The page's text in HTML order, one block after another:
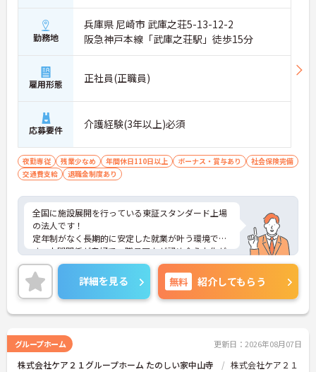
勤務地
兵庫県 尼崎市 武庫之荘5-13-12-2
阪急神戸本線「武庫之荘駅」徒歩15分
雇用形態 正社員(正職員)
応募要件 介護経験(3年以上)必須
夜勤専従 残業少なめ 年間休日110日以上 ボーナス・賞与あり
社会保険完備
交通費支給
退職金制度あり
全国に施設展開を行っている東証スタンダード上場
の法人です！
定年制がなく長期的に安定した就業が叶う環境で
す。人間関係が良好で、職員同士が認め合う文化が
根付いています。
ご興味のある方には、面接対策ポイントなど、さら
に詳細をご案内しますのでお気軽にご相談くださ
い！
詳細を見る 無料 紹介してもらう
グループホーム 更新日：2026年08月07日
株式会社ケア２１グループホーム たのしい家中山寺 株式会社ケア２１